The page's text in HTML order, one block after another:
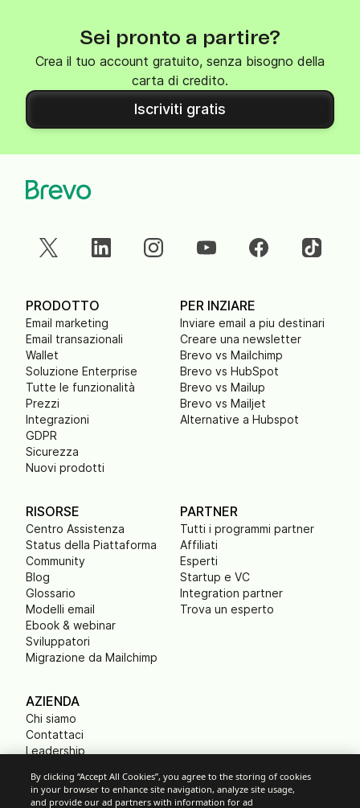
Sei pronto a partire?
Crea il tuo account gratuito, senza bisogno della
carta di credito.
Iscriviti gratis
PRODOTTO
Email marketing
Email transazionali
Wallet
Soluzione Enterprise
Tutte le funzionalità
Prezzi
Integrazioni
GDPR
Sicurezza
Nuovi prodotti
PER INZIARE
Inviare email a piu destinari
Creare una newsletter
Brevo vs Mailchimp
Brevo vs HubSpot
Brevo vs Mailup
Brevo vs Mailjet
Alternative a Hubspot
RISORSE
Centro Assistenza
Status della Piattaforma
Community
Blog
Glossario
Modelli email
Ebook & webinar
Sviluppatori
Migrazione da Mailchimp
PARTNER
Tutti i programmi partner
Affiliati
Esperti
Startup e VC
Integration partner
Trova un esperto
AZIENDA
Chi siamo
Contattaci
Leadership
Stampa
B Corp
By clicking “Accept All Cookies”, you agree to the storing of cookies
in your browser to enhance site navigation, analyze site usage,
and provide our ad partners with information for ad